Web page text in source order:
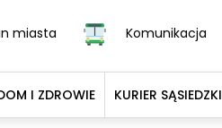
miasta Komunikacja
I ZDROWIE KURIER SĄSIEDZKI